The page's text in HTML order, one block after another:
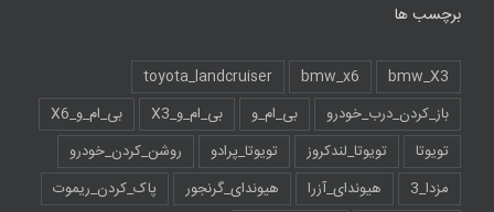
برچسب ها
bmw_X3
bmw_x6
toyota_landcruiser
باز_کردن_درب_خودرو
بی_ام_و بی_ام_و_X3
بی_ام_و_X6
تویوتا
تویوتا_لندکروز تویوتا_پرادو
روشن_کردن_خودرو
مزدا_3
هیوندای_آزرا هیوندای_گرنجور
پاک_کردن_ریموت